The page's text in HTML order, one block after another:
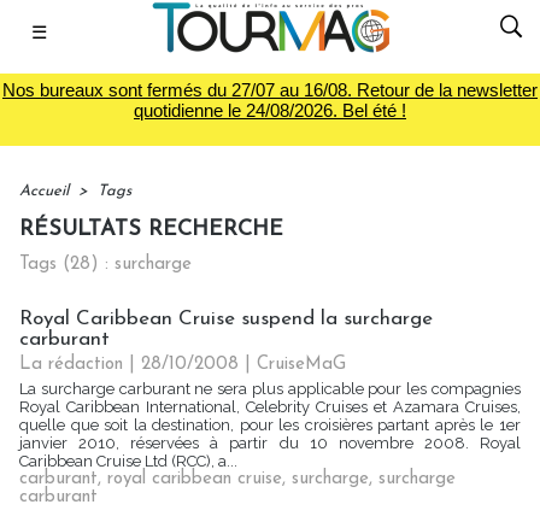
☰
Nos bureaux sont fermés du 27/07 au 16/08. Retour de la newsletter
quotidienne le 24/08/2026. Bel été !
Accueil > Tags
RÉSULTATS RECHERCHE
Tags (28) : surcharge
Royal Caribbean Cruise suspend la surcharge
carburant
La rédaction | 28/10/2008
CruiseMaG
La surcharge carburant ne sera plus applicable pour les compagnies
Royal Caribbean International, Celebrity Cruises et Azamara Cruises,
quelle que soit la destination, pour les croisières partant après le 1er
janvier 2010, réservées à partir du 10 novembre 2008. Royal
Caribbean Cruise Ltd (RCC), a...
carburant, royal caribbean cruise, surcharge, surcharge
carburant